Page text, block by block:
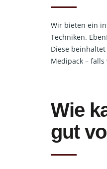
Wir bieten ein
Techniken.
Diese
Medipack –
Wie
gut